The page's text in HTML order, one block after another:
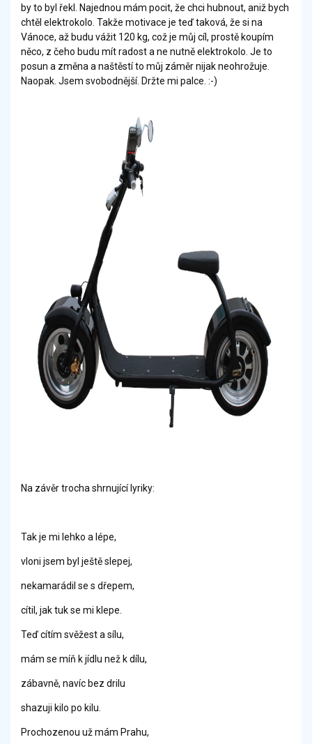
by to byl řekl. Najednou mám pocit, že chci hubnout, aniž bych
chtěl elektrokolo. Takže motivace je teď taková, že si na
Vánoce, až budu vážit 120 kg, což je můj cíl, prostě koupím
něco, z čeho budu mít radost a ne nutně elektrokolo. Je to
posun a změna a naštěstí to můj záměr nijak neohrožuje.
Naopak. Jsem svobodnější. Držte mi palce. :-)
Na závěr trocha shrnující lyriky:
Tak je mi lehko a lépe,
vloni jsem byl ještě slepej,
nekamarádil se s dřepem,
cítil, jak tuk se mi klepe.
Teď cítím svěžest a sílu,
mám se míň k jídlu než k dílu,
zábavně, navíc bez drilu
shazuji kilo po kilu.
Prochozenou už mám Prahu,